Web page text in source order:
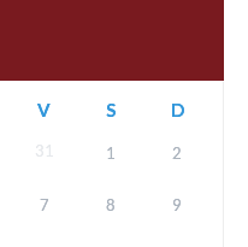
V S D
31 1 2
7 8 9